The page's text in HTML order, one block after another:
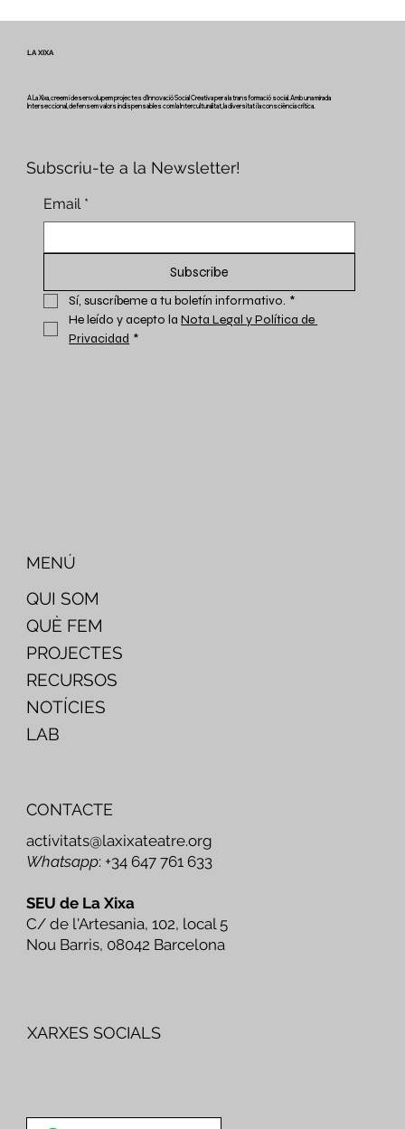
LA XIXA
A La Xixa, creem i desenvolupem projectes d'Innovació Social Creativa per a la transformació social. Amb una mirada
Interseccional, defensem valors indispensables com la Interculturalitat, la diversitat i la consciència crítica.
Subscriu-te a la Newsletter!
Email *
Subscribe
Sí, suscríbeme a tu boletín informativo. *
He leído y acepto la Nota Legal y Política de
Privacidad *
QUI SOM
QUÈ FEM
PROJECTES
RECURSOS
NOTÍCIES
LAB
MENÚ
CONTACTE
activitats@laxixateatre.org
Whatsapp: +34 647 761 633
SEU de La Xixa
C/ de l'Artesania, 102, local 5
Nou Barris, 08042 Barcelona
XARXES SOCIALS